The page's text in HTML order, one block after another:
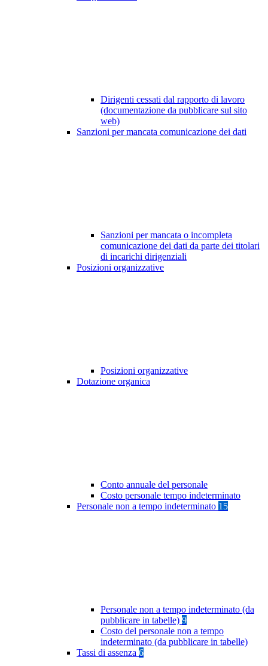
Dirigenti cessati dal rapporto di lavoro
(documentazione da pubblicare sul sito
web)
Sanzioni per mancata comunicazione dei dati
Sanzioni per mancata o incompleta
comunicazione dei dati da parte dei titolari
di incarichi dirigenziali
Posizioni organizzative
Posizioni organizzative
Dotazione organica
Conto annuale del personale
Costo personale tempo indeterminato
Personale non a tempo indeterminato 15
Personale non a tempo indeterminato (da
pubblicare in tabelle) 9
Costo del personale non a tempo
indeterminato (da pubblicare in tabelle)
Tassi di assenza 6